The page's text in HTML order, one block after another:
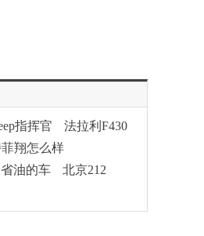
指挥官
法拉利F430
翔怎么样
油的车
北京212